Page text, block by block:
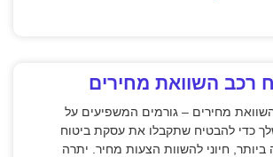
רכב השוואת מחירים
מחירים – גורמים המשפיעים על
כדי להבטיח שתקבלו את עסקת ביטוח
חיוני להשוות הצעות מחיר. יתרה